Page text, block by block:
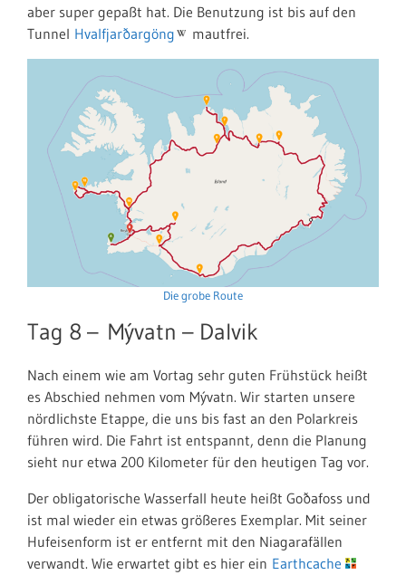
aber super gepaßt hat. Die Benutzung ist bis auf den
Tunnel Hvalfjarðargöng mautfrei.
Die grobe Route
Tag 8 – Mývatn – Dalvik
Nach einem wie am Vortag sehr guten Frühstück heißt
es Abschied nehmen vom Mývatn. Wir starten unsere
nördlichste Etappe, die uns bis fast an den Polarkreis
führen wird. Die Fahrt ist entspannt, denn die Planung
sieht nur etwa 200 Kilometer für den heutigen Tag vor.
Der obligatorische Wasserfall heute heißt Goðafoss und
ist mal wieder ein etwas größeres Exemplar. Mit seiner
Hufeisenform ist er entfernt mit den Niagarafällen
verwandt. Wie erwartet gibt es hier ein Earthcache